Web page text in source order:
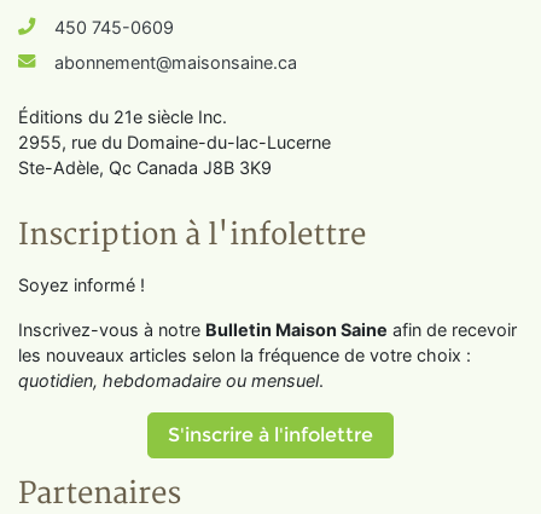
450 745-0609
abonnement@maisonsaine.ca
Éditions du 21e siècle Inc.
2955, rue du Domaine-du-lac-Lucerne
Ste-Adèle, Qc Canada J8B 3K9
Inscription à l'infolettre
Soyez informé !
Inscrivez-vous à notre Bulletin Maison Saine afin de recevoir
les nouveaux articles selon la fréquence de votre choix :
quotidien, hebdomadaire ou mensuel.
S'inscrire à l'infolettre
Partenaires